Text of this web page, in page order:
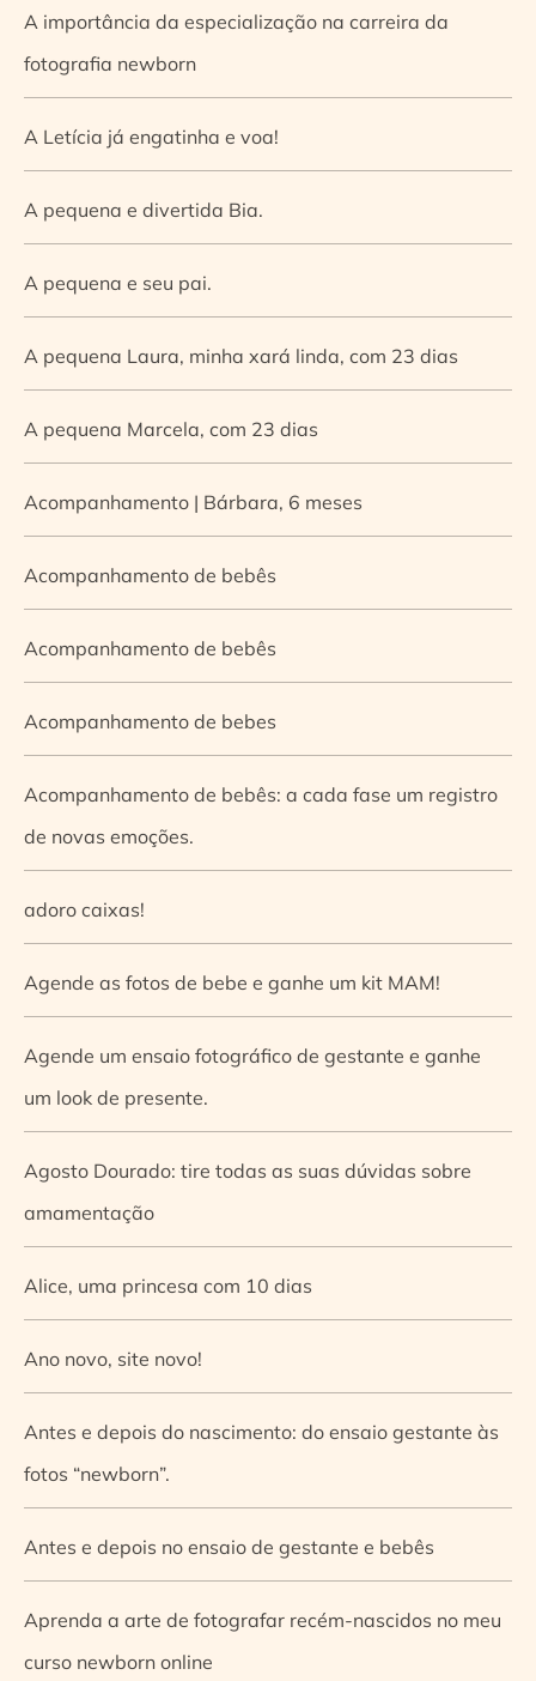
A importância da especialização na carreira da
fotografia newborn
A Letícia já engatinha e voa!
A pequena e divertida Bia.
A pequena e seu pai.
A pequena Laura, minha xará linda, com 23 dias
A pequena Marcela, com 23 dias
Acompanhamento | Bárbara, 6 meses
Acompanhamento de bebês
Acompanhamento de bebês
Acompanhamento de bebes
Acompanhamento de bebês: a cada fase um registro
de novas emoções.
adoro caixas!
Agende as fotos de bebe e ganhe um kit MAM!
Agende um ensaio fotográfico de gestante e ganhe
um look de presente.
Agosto Dourado: tire todas as suas dúvidas sobre
amamentação
Alice, uma princesa com 10 dias
Ano novo, site novo!
Antes e depois do nascimento: do ensaio gestante às
fotos “newborn”.
Antes e depois no ensaio de gestante e bebês
Aprenda a arte de fotografar recém-nascidos no meu
curso newborn online